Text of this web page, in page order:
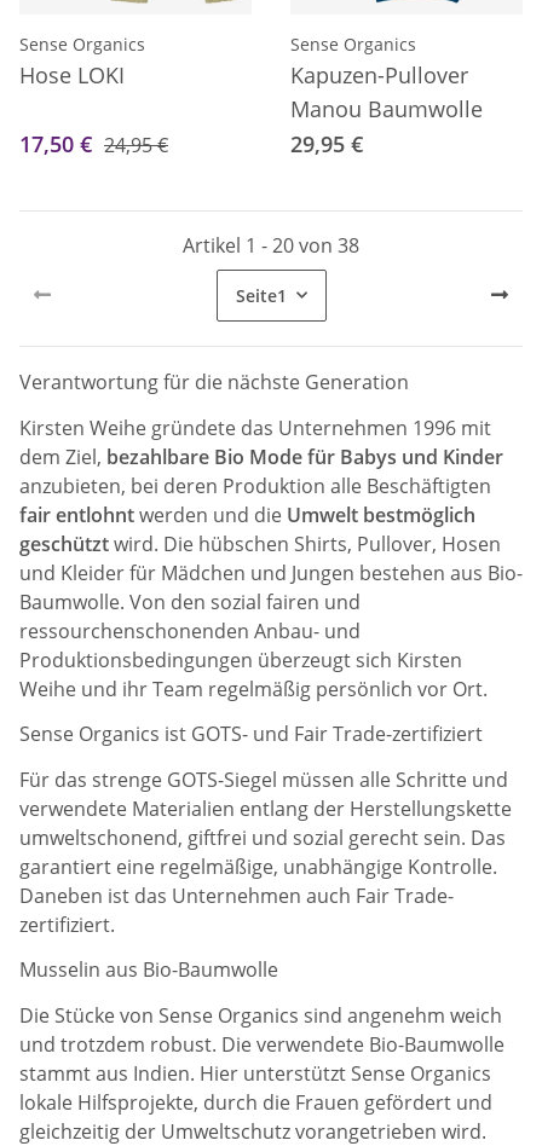
Sense Organics
Hose LOKI
17,50 € 24,95 €
Sense Organics
Kapuzen-Pullover
Manou Baumwolle
29,95 €
Artikel 1 - 20 von 38
Seite1
Verantwortung für die nächste Generation
Kirsten Weihe gründete das Unternehmen 1996 mit
dem Ziel, bezahlbare Bio Mode für Babys und Kinder
anzubieten, bei deren Produktion alle Beschäftigten
fair entlohntwerden und die Umwelt bestmöglich
geschütztwird. Die hübschen Shirts, Pullover, Hosen
und Kleider für Mädchen und Jungen bestehen aus Bio-
Baumwolle. Von den sozial fairen und
ressourchenschonenden Anbau- und
Produktionsbedingungen überzeugt sich Kirsten
Weihe und ihr Team regelmäßig persönlich vor Ort.
Sense Organics ist GOTS- und Fair Trade-zertifiziert
Für das strenge GOTS-Siegel müssen alle Schritte und
verwendete Materialien entlang der Herstellungskette
umweltschonend, giftfrei und sozial gerecht sein. Das
garantiert eine regelmäßige, unabhängige Kontrolle.
Daneben ist das Unternehmen auch Fair Trade-
zertifiziert.
Musselin aus Bio-Baumwolle
Die Stücke von Sense Organics sind angenehm weich
und trotzdem robust. Die verwendete Bio-Baumwolle
stammt aus Indien. Hier unterstützt Sense Organics
lokale Hilfsprojekte, durch die Frauen gefördert und
gleichzeitig der Umweltschutz vorangetrieben wird.